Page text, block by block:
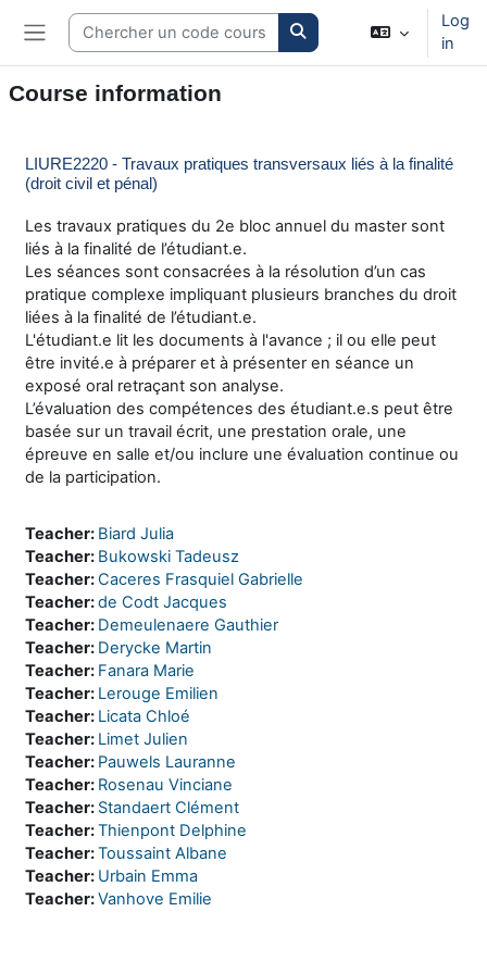
Skip to main content
Side panel
Search courses
Log
in
Course information
LIURE2220 - Travaux pratiques transversaux liés à la finalité
(droit civil et pénal)
Les travaux pratiques du 2e bloc annuel du master sont
liés à la finalité de l’étudiant.e.
Les séances sont consacrées à la résolution d’un cas
pratique complexe impliquant plusieurs branches du droit
liées à la finalité de l’étudiant.e.
L'étudiant.e lit les documents à l'avance ; il ou elle peut
être invité.e à préparer et à présenter en séance un
exposé oral retraçant son analyse.
L’évaluation des compétences des étudiant.e.s peut être
basée sur un travail écrit, une prestation orale, une
épreuve en salle et/ou inclure une évaluation continue ou
de la participation.
Teacher: Biard Julia
Teacher: Bukowski Tadeusz
Teacher:Caceres Frasquiel Gabrielle
Teacher:de Codt Jacques
Teacher: Demeulenaere Gauthier
Teacher: Derycke Martin
Teacher: Fanara Marie
Teacher: Lerouge Emilien
Teacher: Licata Chloé
Teacher: Limet Julien
Teacher: Pauwels Lauranne
Teacher: Rosenau Vinciane
Teacher: Standaert Clément
Teacher:Thienpont Delphine
Teacher:Toussaint Albane
Teacher: Urbain Emma
Teacher:Vanhove Emilie